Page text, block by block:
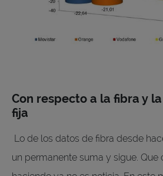
Con respecto a la fibra y
fija
Lo de los datos de fibra desde
un permanente suma y sigue. Que